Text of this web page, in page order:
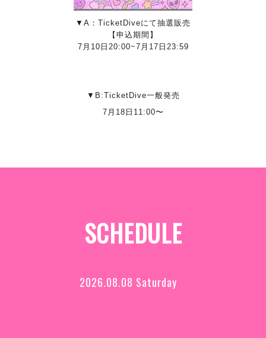
▼A：TicketDiveにて抽選販売
【申込期間】
7月10日20:00~7月17日23:59
▼B:TicketDive一般発売
7月18日11:00〜
SCHEDULE
2026.08.08 Saturday